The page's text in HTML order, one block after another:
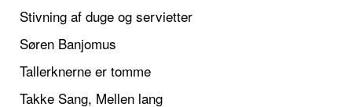
Stivning af duge og servietter
Søren Banjomus
Tallerknerne er tomme
Takke Sang, Mellen lang